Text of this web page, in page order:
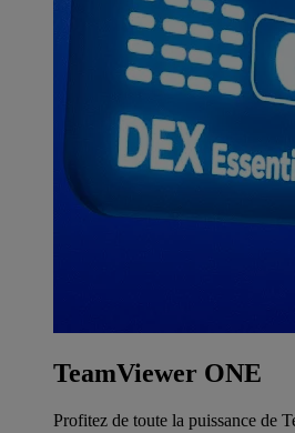
TeamViewer ONE
Profitez de toute la puissance de